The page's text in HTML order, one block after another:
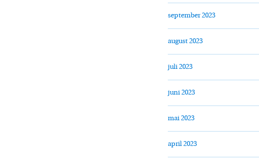
september 2023
august 2023
juli 2023
juni 2023
mai 2023
april 2023